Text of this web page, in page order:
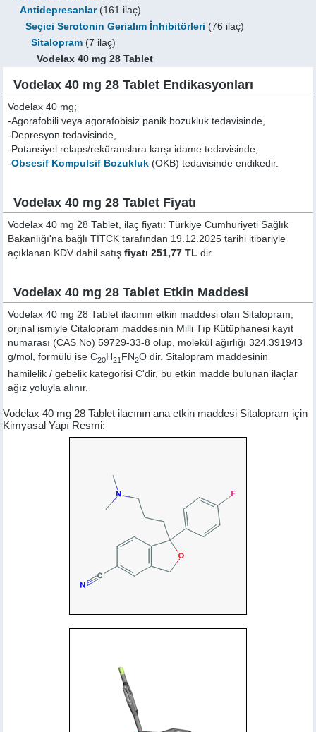
Antidepresanlar(161 ilaç)
Seçici Serotonin Gerialım İnhibitörleri (76 ilaç)
Sitalopram (7 ilaç)
Vodelax 40 mg 28 Tablet
Vodelax 40 mg 28 Tablet Endikasyonları
Vodelax 40 mg;
-Agorafobili veya agorafobisiz panik bozukluk tedavisinde,
-Depresyon tedavisinde,
-Potansiyel relaps/reküranslara karşı idame tedavisinde,
-Obsesif Kompulsif Bozukluk (OKB) tedavisinde endikedir.
Vodelax 40 mg 28 Tablet Fiyatı
Vodelax 40 mg 28 Tablet, ilaç fiyatı: Türkiye Cumhuriyeti Sağlık
Bakanlığı'na bağlı TİTCK tarafından 19.12.2025 tarihi itibariyle
açıklanan KDV dahil satışfiyatı 251,77 TL dir.
Vodelax 40 mg 28 Tablet Etkin Maddesi
Vodelax 40 mg 28 Tablet ilacının etkin maddesi olan Sitalopram,
orjinal ismiyleCitalopram maddesinin Milli Tıp Kütüphanesi kayıt
numarası (CAS No) 59729-33-8 olup, molekül ağırlığı 324.391943
g/mol, formülü ise C20H21 FN2O dir. Sitalopram maddesinin
hamilelik / gebelik kategorisi C'dir, bu etkin madde bulunan ilaçlar
ağız yoluyla alınır.
Vodelax 40 mg 28 Tablet ilacının ana etkin maddesi Sitalopram için
Kimyasal Yapı Resmi: